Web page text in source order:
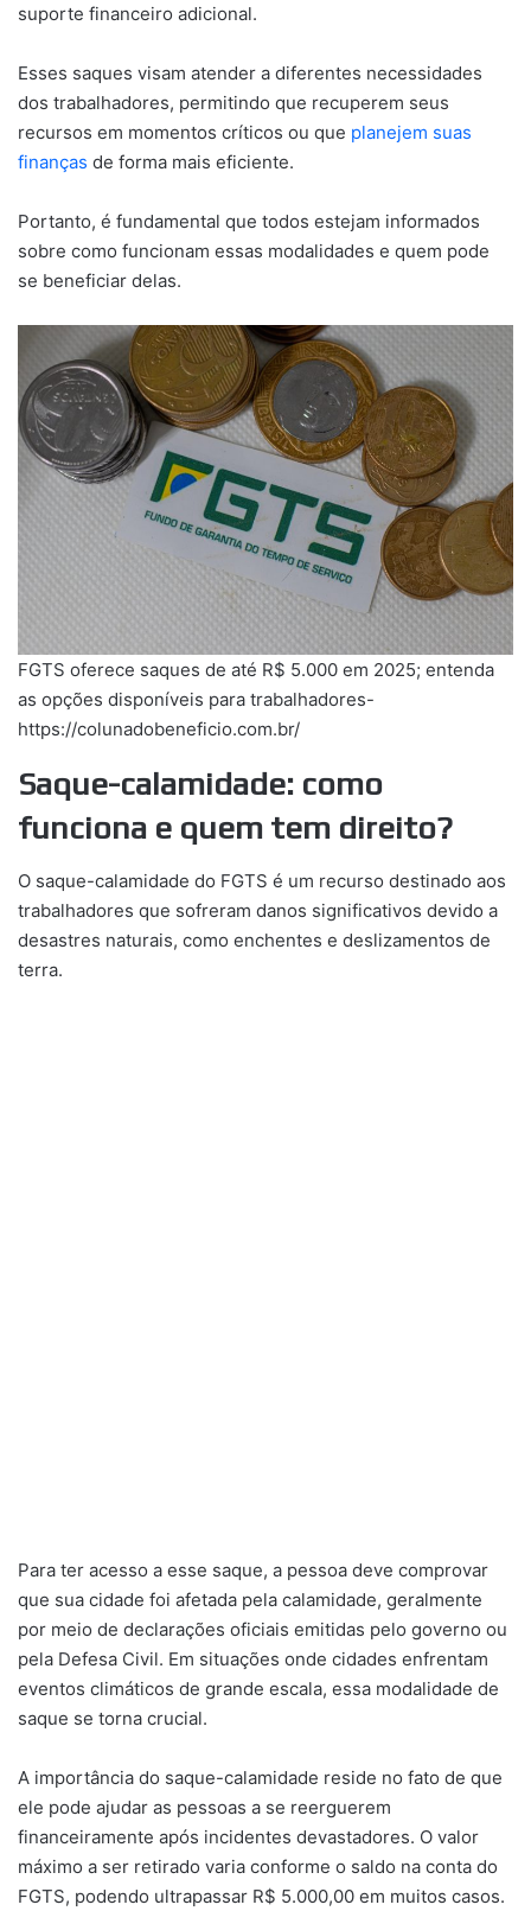
suporte financeiro adicional.
Esses saques visam atender a diferentes necessidades
dos trabalhadores, permitindo que recuperem seus
recursos em momentos críticos ou que planejem suas
finanças de forma mais eficiente.
Portanto, é fundamental que todos estejam informados
sobre como funcionam essas modalidades e quem pode
se beneficiar delas.
FGTS oferece saques de até R$ 5.000 em 2025; entenda
as opções disponíveis para trabalhadores-
https://colunadobeneficio.com.br/
Saque-calamidade: como
funciona e quem tem direito?
O saque-calamidade do FGTS é um recurso destinado aos
trabalhadores que sofreram danos significativos devido a
desastres naturais, como enchentes e deslizamentos de
terra.
Para ter acesso a esse saque, a pessoa deve comprovar
que sua cidade foi afetada pela calamidade, geralmente
por meio de declarações oficiais emitidas pelo governo ou
pela Defesa Civil. Em situações onde cidades enfrentam
eventos climáticos de grande escala, essa modalidade de
saque se torna crucial.
A importância do saque-calamidade reside no fato de que
ele pode ajudar as pessoas a se reerguerem
financeiramente após incidentes devastadores. O valor
máximo a ser retirado varia conforme o saldo na conta do
FGTS, podendo ultrapassar R$ 5.000,00 em muitos casos.